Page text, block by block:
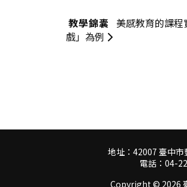
教學錦囊
美感教育的課
戲」為例
地址：42007 臺中
電話：04-
Copyright © 2026